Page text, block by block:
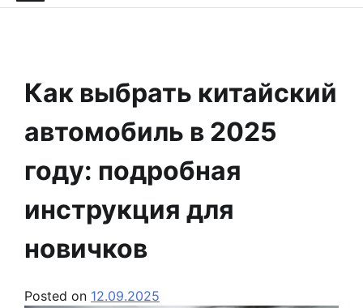
Как выбрать китайский
автомобиль в 2025
году: подробная
инструкция для
новичков
Posted on 12.09.2025